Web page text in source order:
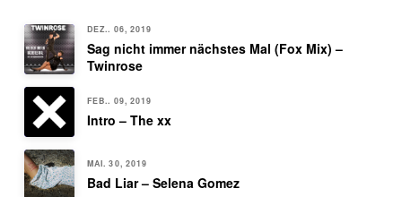
DEZ.. 06, 2019
Sag nicht immer nächstes Mal (Fox Mix) –
Twinrose
FEB.. 09, 2019
Intro – The xx
MAI. 30, 2019
Bad Liar – Selena Gomez